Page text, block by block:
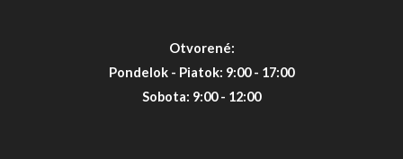
Otvorené:
Pondelok - Piatok: 9:00 - 17:00
Sobota: 9:00 - 12:00